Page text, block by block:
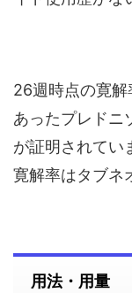
26週時点の寛
あったプレドニ
が証明されてい
寛解率はタブネ
用法・用量